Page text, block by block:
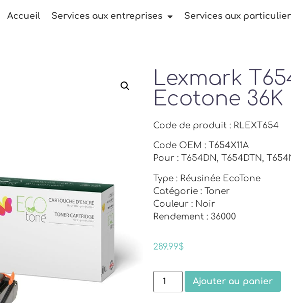
Accueil Services aux entreprises Services aux
Lexmark
Ecotone 36K
Code de produit : RLEXT654
Code OEM : T654X11A
Pour : T654DN, T654DTN,
Type : Réusinée EcoTone
Catégorie : Toner
Couleur : Noir
Rendement : 36000
289.99$
Ajouter au panier